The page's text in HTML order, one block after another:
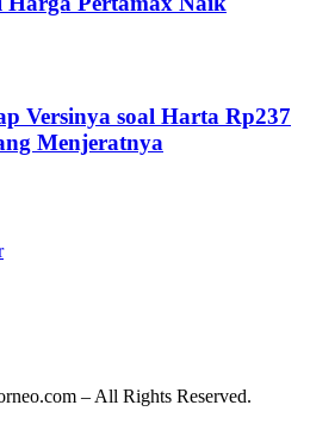
Versinya soal Harta Rp237
Menjeratnya
– All Rights Reserved.